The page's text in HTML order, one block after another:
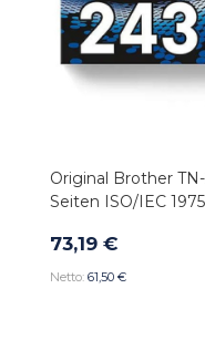
Original Brother
Seiten ISO/IEC
73,19 €
61,50 €